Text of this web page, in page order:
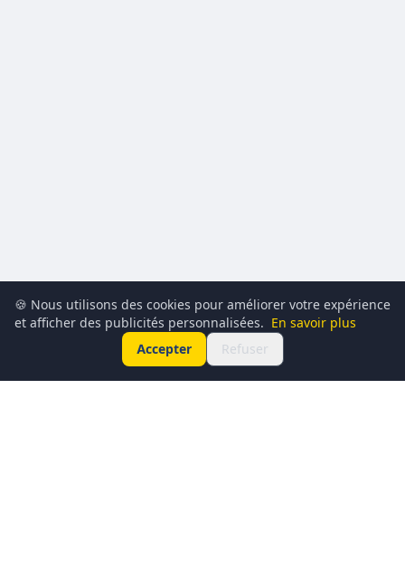
🍪 Nous utilisons des cookies pour améliorer votre expérience
et afficher des publicités personnalisées. En savoir plus
Accepter
Refuser